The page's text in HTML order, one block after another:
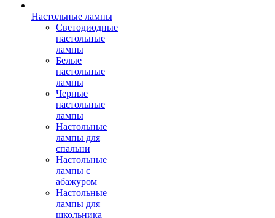
Настольные лампы
Светодиодные
настольные
лампы
Белые
настольные
лампы
Черные
настольные
лампы
Настольные
лампы для
спальни
Настольные
лампы с
абажуром
Настольные
лампы для
школьника